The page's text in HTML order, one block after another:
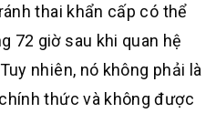
thai khẩn cấp có thể
72 giờ sau khi quan hệ
nhiên, nó không phải là
thức và không được